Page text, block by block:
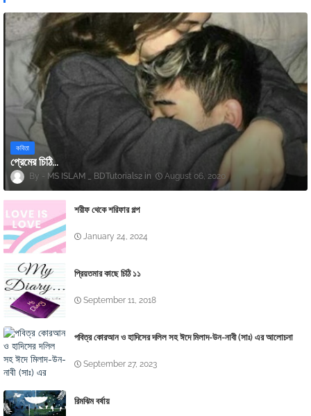
কবিতা
প্রেমের চিঠি...
MS ISLAM _ BDTutorials2 August 06, 2020
শরীফ থেকে শরিফার গল্প
January 24, 2024
প্রিয়তমার কাছে চিঠি ১১
September 11, 2018
পবিত্র কোরআন ও হাদিসের দলিল সহ ঈদে মিলাদ-উন-নাবী (সাঃ) এর আলোচনা
September 27, 2023
রিমঝিম বর্ষায়